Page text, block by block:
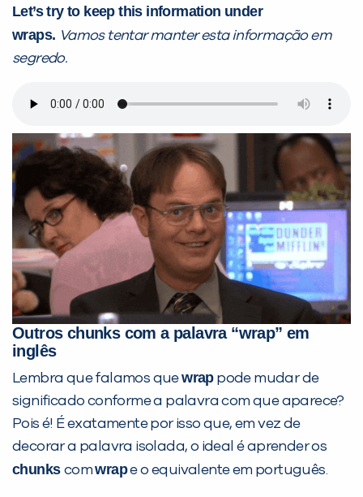
Let’s try to keep this information under
wraps. Vamos tentar manter esta informação em
segredo.
Outros chunks com a palavra “wrap” em
inglês
Lembra que falamos quewrappode mudar de
significado conforme a palavra com que aparece?
Pois é! É exatamente por isso que, em vez de
decorar a palavra isolada, o ideal é aprender os
chunks comwrape o equivalente em português.